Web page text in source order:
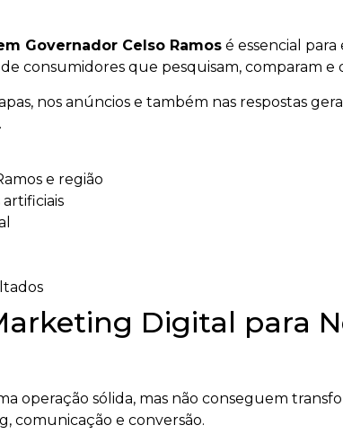
Governador Celso Ramos é essencial
consumidores que pesquisam, comparam e
nos anúncios e também nas respostas
e região
Digital para
operação sólida, mas não conseguem
comunicação e conversão.